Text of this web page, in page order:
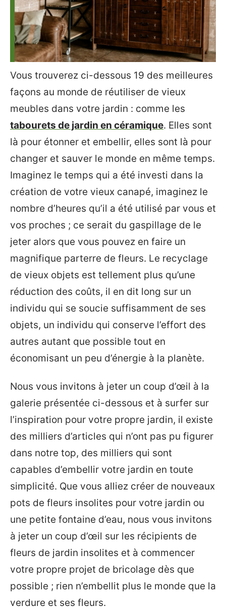
Vous trouverez ci-dessous 19 des meilleures
façons au monde de réutiliser de vieux
meubles dans votre jardin : comme les
tabourets de jardin en céramique. Elles sont
là pour étonner et embellir, elles sont là pour
changer et sauver le monde en même temps.
Imaginez le temps qui a été investi dans la
création de votre vieux canapé, imaginez le
nombre d’heures qu’il a été utilisé par vous et
vos proches ; ce serait du gaspillage de le
jeter alors que vous pouvez en faire un
magnifique parterre de fleurs. Le recyclage
de vieux objets est tellement plus qu’une
réduction des coûts, il en dit long sur un
individu qui se soucie suffisamment de ses
objets, un individu qui conserve l’effort des
autres autant que possible tout en
économisant un peu d’énergie à la planète.
Nous vous invitons à jeter un coup d’œil à la
galerie présentée ci-dessous et à surfer sur
l’inspiration pour votre propre jardin, il existe
des milliers d’articles qui n’ont pas pu figurer
dans notre top, des milliers qui sont
capables d’embellir votre jardin en toute
simplicité. Que vous alliez créer de nouveaux
pots de fleurs insolites pour votre jardin ou
une petite fontaine d’eau, nous vous invitons
à jeter un coup d’œil sur les récipients de
fleurs de jardin insolites et à commencer
votre propre projet de bricolage dès que
possible ; rien n’embellit plus le monde que la
verdure et ses fleurs.